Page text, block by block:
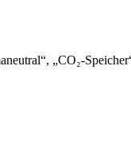
„CO₂-